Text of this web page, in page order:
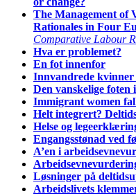
The Management of
Rationales in Four
Comparative Labour
Hva er problemet?
En fot innenfor
Innvandrede kvinner
Den vanskelige
Immigrant women
Helt integrert?
Helse og
Engangsstønad ved
A’en i
Løsninger på
Arbeidslivets